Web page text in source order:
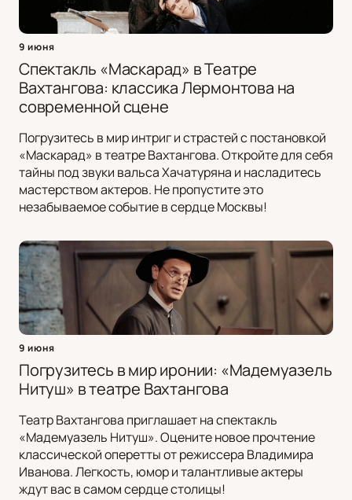
9 июня
Спектакль «Маскарад» в Театре
Вахтангова: классика Лермонтова на
современной сцене
Погрузитесь в мир интриг и страстей с постановкой
«Маскарад» в театре Вахтангова. Откройте для себя
тайны под звуки вальса Хачатуряна и насладитесь
мастерством актеров. Не пропустите это
незабываемое событие в сердце Москвы!
9 июня
Погрузитесь в мир иронии: «Мадемуазель
Нитуш» в театре Вахтангова
Театр Вахтангова приглашает на спектакль
«Мадемуазель Нитуш». Оцените новое прочтение
классической оперетты от режиссера Владимира
Иванова. Легкость, юмор и талантливые актеры
ждут вас в самом сердце столицы!